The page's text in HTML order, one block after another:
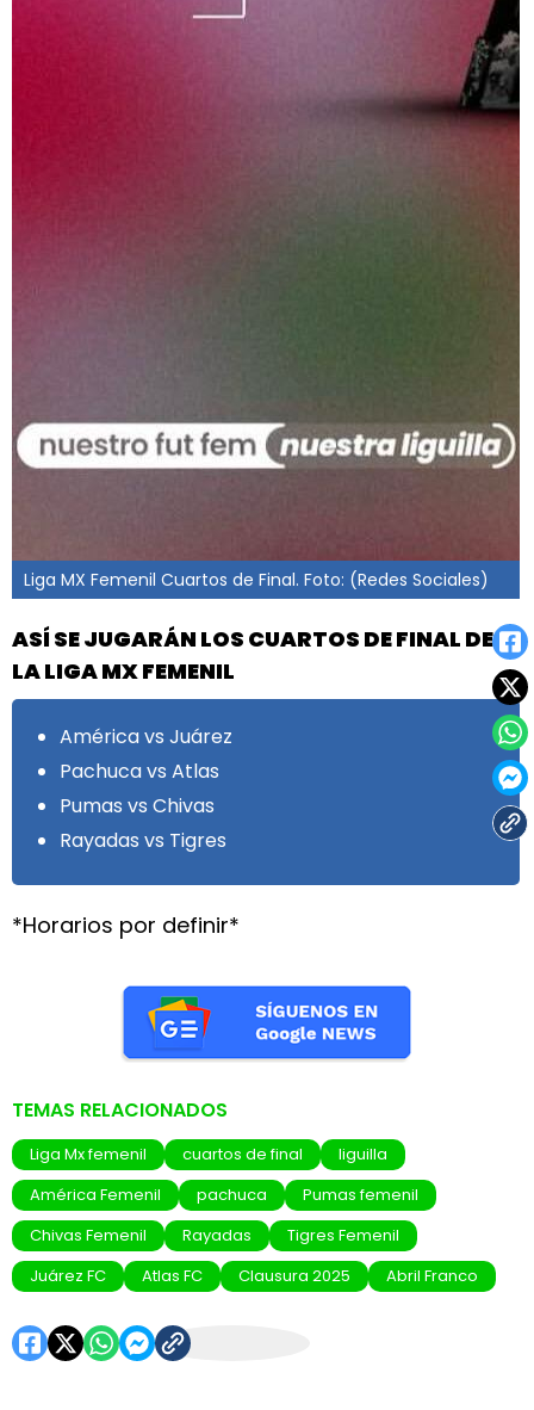
Liga MX Femenil Cuartos de Final. Foto: (Redes Sociales)
ASÍ SE JUGARÁN LOS CUARTOS DE FINAL DE
LA LIGA MX FEMENIL
América vs Juárez
Pachuca vs Atlas
Pumas vs Chivas
Rayadas vs Tigres
*Horarios por definir*
TEMAS RELACIONADOS
Liga Mx femenil cuartos de final
liguilla
América Femenil
pachuca
Pumas femenil
Chivas Femenil
Rayadas
Tigres Femenil
Juárez FC
Atlas FC Clausura 2025 Abril Franco